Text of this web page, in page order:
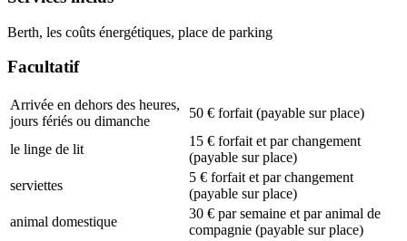
Berth, les coûts énergétiques, place de parking
Facultatif
Arrivée en dehors des heures,
jours fériés ou dimanche
50 € forfait (payable sur place)
le linge de lit
15 € forfait et par changement
(payable sur place)
serviettes
5 € forfait et par changement
(payable sur place)
animal domestique
30 € par semaine et par animal de
compagnie (payable sur place)